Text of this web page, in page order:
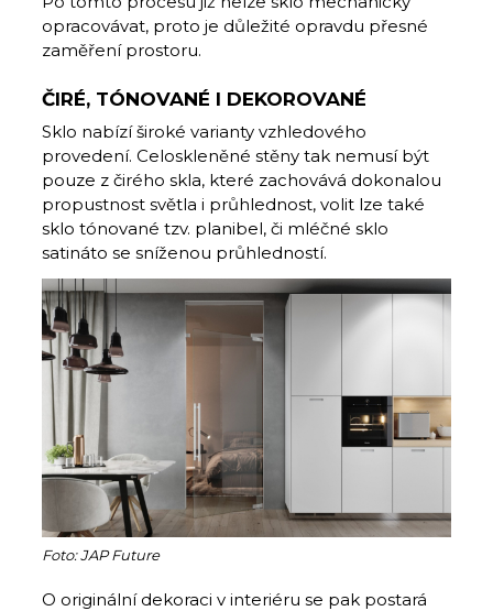
opracovávat, proto je důležité opravdu přesné
zaměření prostoru.
ČIRÉ, TÓNOVANÉ I DEKOROVANÉ
Sklo nabízí široké varianty vzhledového
provedení. Celoskleněné stěny tak nemusí být
pouze z čirého skla, které zachovává dokonalou
propustnost světla i průhlednost, volit lze také
sklo tónované tzv. planibel, či mléčné sklo
satináto se sníženou průhledností.
Foto: JAP Future
O originální dekoraci v interiéru se pak postará